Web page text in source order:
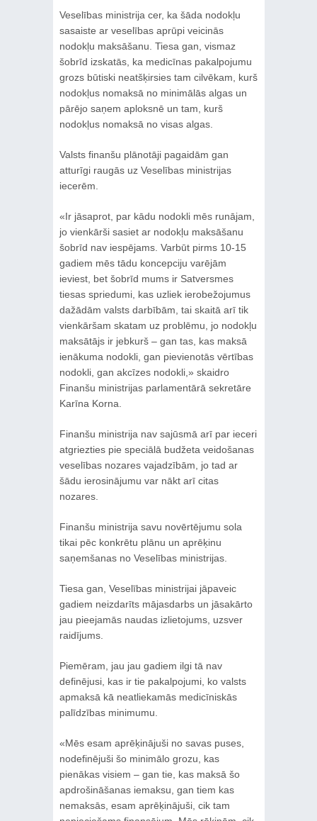
Veselības ministrija cer, ka šāda nodokļu
sasaiste ar veselības aprūpi veicinās
nodokļu maksāšanu. Tiesa gan, vismaz
šobrīd izskatās, ka medicīnas pakalpojumu
grozs būtiski neatšķirsies tam cilvēkam, kurš
nodokļus nomaksā no minimālās algas un
pārējo saņem aploksnē un tam, kurš
nodokļus nomaksā no visas algas.
Valsts finanšu plānotāji pagaidām gan
atturīgi raugās uz Veselības ministrijas
iecerēm.
«Ir jāsaprot, par kādu nodokli mēs runājam,
jo vienkārši sasiet ar nodokļu maksāšanu
šobrīd nav iespējams. Varbūt pirms 10-15
gadiem mēs tādu koncepciju varējām
ieviest, bet šobrīd mums ir Satversmes
tiesas spriedumi, kas uzliek ierobežojumus
dažādām valsts darbībām, tai skaitā arī tik
vienkāršam skatam uz problēmu, jo nodokļu
maksātājs ir jebkurš – gan tas, kas maksā
ienākuma nodokli, gan pievienotās vērtības
nodokli, gan akcīzes nodokli,» skaidro
Finanšu ministrijas parlamentārā sekretāre
Karīna Korna.
Finanšu ministrija nav sajūsmā arī par ieceri
atgriezties pie speciālā budžeta veidošanas
veselības nozares vajadzībām, jo tad ar
šādu ierosinājumu var nākt arī citas
nozares.
Finanšu ministrija savu novērtējumu sola
tikai pēc konkrētu plānu un aprēķinu
saņemšanas no Veselības ministrijas.
Tiesa gan, Veselības ministrijai jāpaveic
gadiem neizdarīts mājasdarbs un jāsakārto
jau pieejamās naudas izlietojums, uzsver
raidījums.
Piemēram, jau jau gadiem ilgi tā nav
definējusi, kas ir tie pakalpojumi, ko valsts
apmaksā kā neatliekamās medicīniskās
palīdzības minimumu.
«Mēs esam aprēķinājuši no savas puses,
nodefinējuši šo minimālo grozu, kas
pienākas visiem – gan tie, kas maksā šo
apdrošināšanas iemaksu, gan tiem kas
nemaksās, esam aprēķinājuši, cik tam